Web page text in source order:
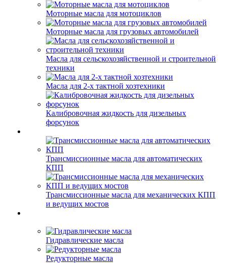
Моторные масла для мотоциклов
Моторные масла для грузовых автомобилей
Масла для сельскохозяйственной и строительной
техники
Масла для 2-х тактной хозтехники
Калибровочная жидкость для дизельных
форсунок
Трансмиссионные масла для автоматических
КПП
Трансмиссионные масла для механических КПП
и ведущих мостов
Гидравлические масла
Редукторные масла